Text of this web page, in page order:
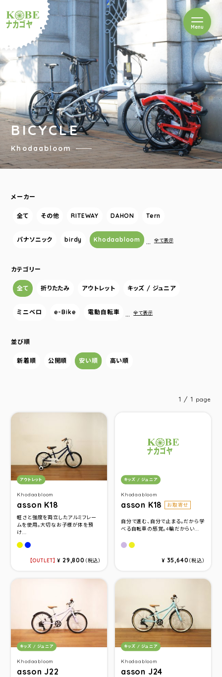
ルショップナカゴヤ
Menuを開閉
BICYCLE
Khodaabloom
メーカー
全て その他 RITEWAY DAHON Tern
パナソニック birdy Khodaabloom … 全て表示
カテゴリー
全て 折りたたみ アウトレット キッズ / ジュニア
ミニベロ e-Bike 電動自転車 … 全て表示
並び順
新着順 公開順 安い順 高い順
1 / 1 page
Khodaabloom
asson K18
カテゴリ：
アウトレット
軽さと強度を両立したアルミフレー
ムを使用。大切なお子様が体を預
け...
マットパステルイエロー
マットネイビーブルー
OUTLET ¥ 29,800 （税込）
Khodaabloom
asson K18 お取寄せ
カテゴリ：
キッズ / ジュニア
自分で進む、自分で止まる。だから学
べる自転車の感覚。4輪だからい...
マットラベンダーパープル
マットルミナスイエロー
¥ 35,640（税込）
Khodaabloom
asson J22
カテゴリ：
キッズ / ジュニア
Khodaabloom
asson J24
カテゴリ：
キッズ / ジュニア